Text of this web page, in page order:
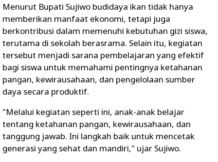
Menurut Bupati Sujiwo budidaya ikan tidak hanya
memberikan manfaat ekonomi, tetapi juga
berkontribusi dalam memenuhi kebutuhan gizi siswa,
terutama di sekolah berasrama. Selain itu, kegiatan
tersebut menjadi sarana pembelajaran yang efektif
bagi siswa untuk memahami pentingnya ketahanan
pangan, kewirausahaan, dan pengelolaan sumber
daya secara produktif.
"Melalui kegiatan seperti ini, anak-anak belajar
tentang ketahanan pangan, kewirausahaan, dan
tanggung jawab. Ini langkah baik untuk mencetak
generasi yang sehat dan mandiri," ujar Sujiwo.